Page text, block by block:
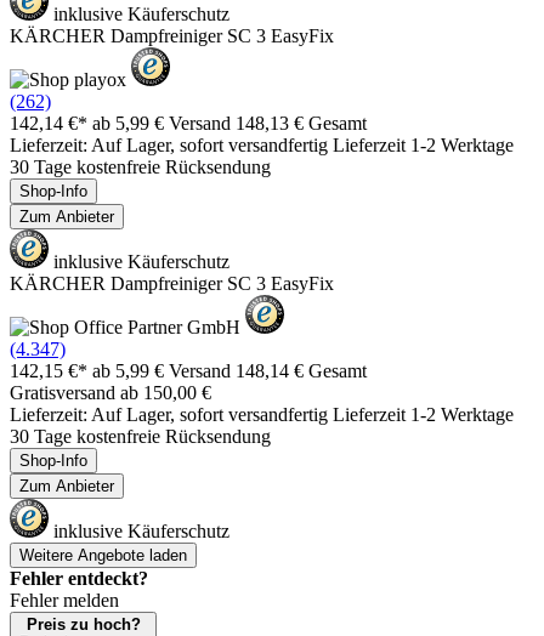
inklusive Käuferschutz
KÄRCHER Dampfreiniger SC 3 EasyFix
(262)
142,14 €* ab 5,99 € Versand 148,13 € Gesamt
Lieferzeit: Auf Lager, sofort versandfertig Lieferzeit 1-2 Werktage
30 Tage kostenfreie Rücksendung
Shop-Info
Zum Anbieter
inklusive Käuferschutz
KÄRCHER Dampfreiniger SC 3 EasyFix
(4.347)
142,15 €* ab 5,99 € Versand 148,14 € Gesamt
Gratisversand ab 150,00 €
Lieferzeit: Auf Lager, sofort versandfertig Lieferzeit 1-2 Werktage
30 Tage kostenfreie Rücksendung
Shop-Info
Zum Anbieter
inklusive Käuferschutz
Weitere Angebote laden
Fehler entdeckt?
Fehler melden
Preis zu hoch?